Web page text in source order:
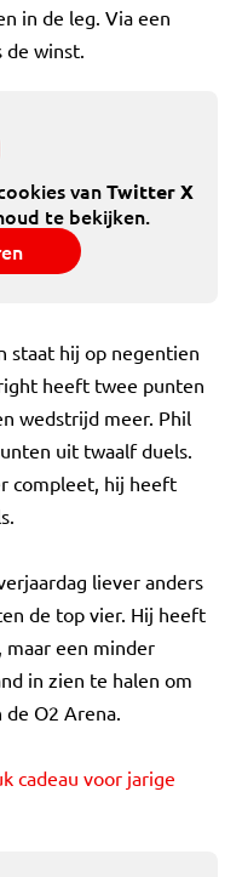
in de leg. Via een
de winst.
vanTwitter X
te bekijken.
staat hij op negentien
heeft twee punten
wedstrijd meer. Phil
uit twaalf duels.
compleet, hij heeft
liever anders
de top vier. Hij heeft
maar een minder
in zien te halen om
O2 Arena.
cadeau voor jarige